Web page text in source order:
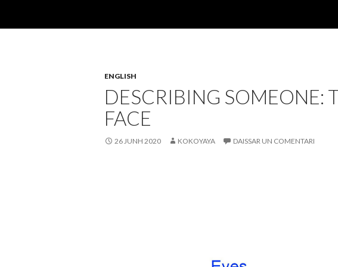
ENGLISH
DESCRIBING SOMEONE:
FACE
26 JUNH 2020 KOKOYAYA DAISSAR UN COMENTARI